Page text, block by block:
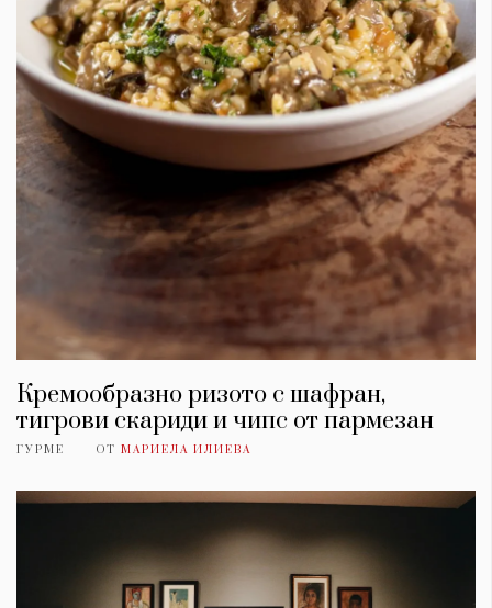
Кремообразно ризото с шафран,
тигрови скариди и чипс от пармезан
ГУРМЕ ОТ МАРИЕЛА ИЛИЕВА